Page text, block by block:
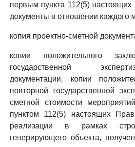
первым пункта 112(5)
документы в отношении каждого
копия проектно-сметной
копии положительного
государственной
документации, копии
повторной государственной
сметной стоимости
пунктом 112(5) настоящих
реализации в рамках
генерирующего объекта,